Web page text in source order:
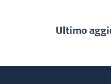
Ultimo